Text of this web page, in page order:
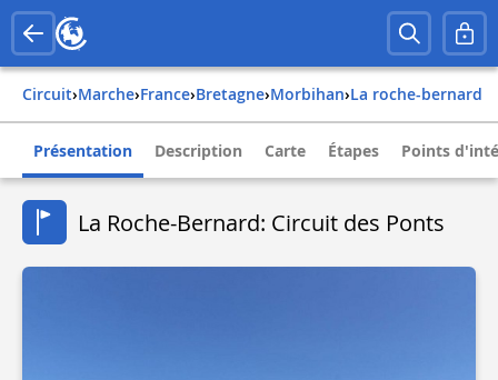
Circuit› Marche› france› bretagne› morbihan› la roche-bernard
Présentation Description Carte Étapes Points
La Roche-Bernard: Circuit des Ponts